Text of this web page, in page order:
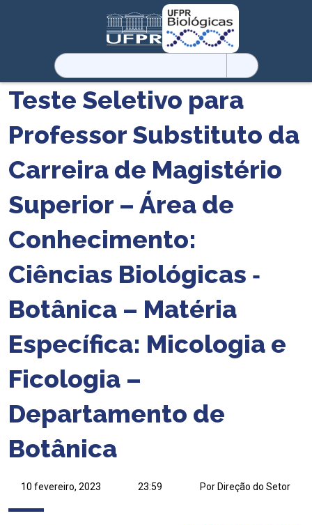
Pesquisar
por:
Teste Seletivo para
Professor Substituto da
Carreira de Magistério
Superior – Área de
Conhecimento:
Ciências Biológicas ‐
Botânica – Matéria
Específica: Micologia e
Ficologia –
Departamento de
Botânica
10 fevereiro, 2023 23:59 Por Direção do Setor